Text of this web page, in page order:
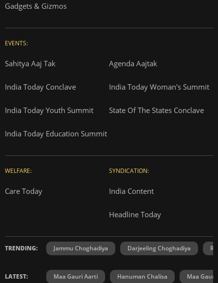
Gadgets & Gizmos
EVENTS:
Sahitya Aaj Tak Agenda Aajtak
India Today Conclave India Today Woman's Summit
India Today Youth Summit State Of The States Conclave
India Today Education Summit
WELFARE:
Care Today
SYNDICATION:
India Content
Headline Today
TRENDING: Jammu Choghadiya Darjeeling Choghadiya
LATEST: Maa Gauri Aarti Hanuman Chalisa Maa Gauri